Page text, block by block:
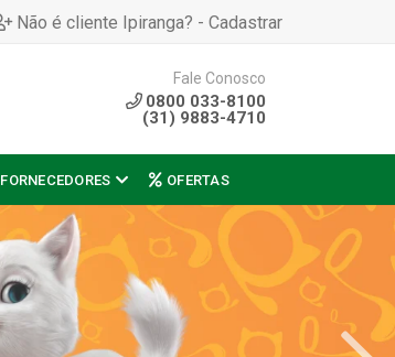
Não é cliente Ipiranga? - Cadastrar
Fale Conosco
0800 033-8100
(31) 9883-4710
FORNECEDORES OFERTAS